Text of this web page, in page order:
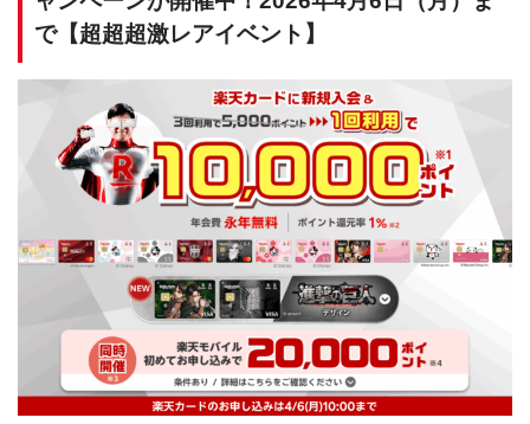
で【超超超激レアイベント】